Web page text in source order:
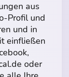
aus
Profil und
und in
einfließen
oder